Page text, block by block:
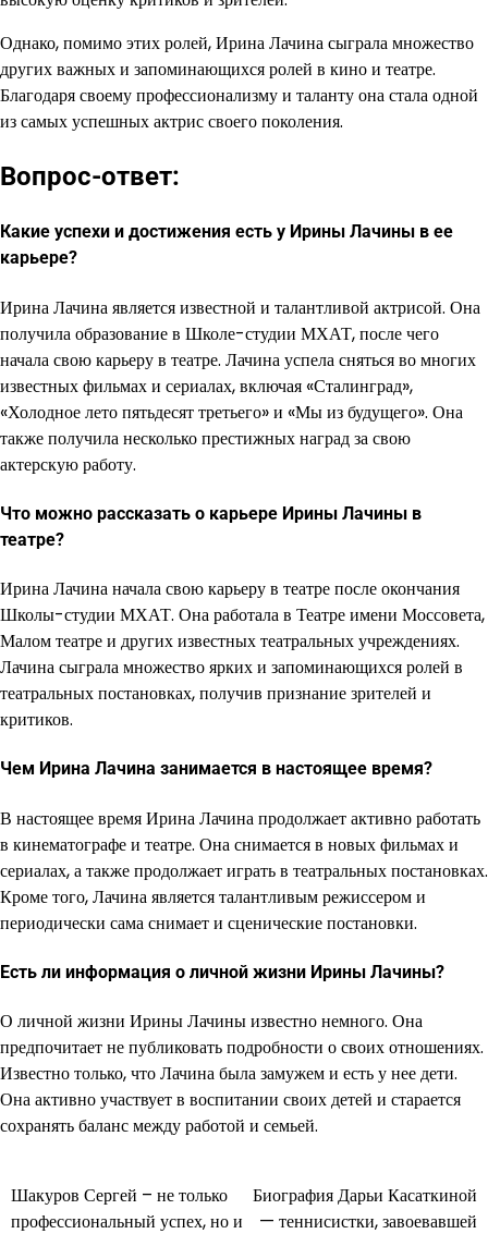
Однако, помимо этих ролей, Ирина Лачина сыграла множество
других важных и запоминающихся ролей в кино и театре.
Благодаря своему профессионализму и таланту она стала одной
из самых успешных актрис своего поколения.
Вопрос-ответ:
Какие успехи и достижения есть у Ирины Лачины в ее
карьере?
Ирина Лачина является известной и талантливой актрисой. Она
получила образование в Школе-студии МХАТ, после чего
начала свою карьеру в театре. Лачина успела сняться во многих
известных фильмах и сериалах, включая «Сталинград»,
«Холодное лето пятьдесят третьего» и «Мы из будущего». Она
также получила несколько престижных наград за свою
актерскую работу.
Что можно рассказать о карьере Ирины Лачины в
театре?
Ирина Лачина начала свою карьеру в театре после окончания
Школы-студии МХАТ. Она работала в Театре имени Моссовета,
Малом театре и других известных театральных учреждениях.
Лачина сыграла множество ярких и запоминающихся ролей в
театральных постановках, получив признание зрителей и
критиков.
Чем Ирина Лачина занимается в настоящее время?
В настоящее время Ирина Лачина продолжает активно работать
в кинематографе и театре. Она снимается в новых фильмах и
сериалах, а также продолжает играть в театральных постановках.
Кроме того, Лачина является талантливым режиссером и
периодически сама снимает и сценические постановки.
Есть ли информация о личной жизни Ирины Лачины?
О личной жизни Ирины Лачины известно немного. Она
предпочитает не публиковать подробности о своих отношениях.
Известно только, что Лачина была замужем и есть у нее дети.
Она активно участвует в воспитании своих детей и старается
сохранять баланс между работой и семьей.
Навигация
Шакуров Сергей – не только
профессиональный успех, но и
Биография Дарьи Касаткиной
— теннисистки, завоевавшей